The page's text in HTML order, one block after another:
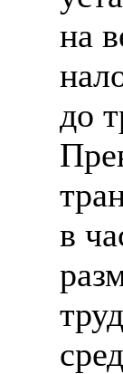
на
до
в